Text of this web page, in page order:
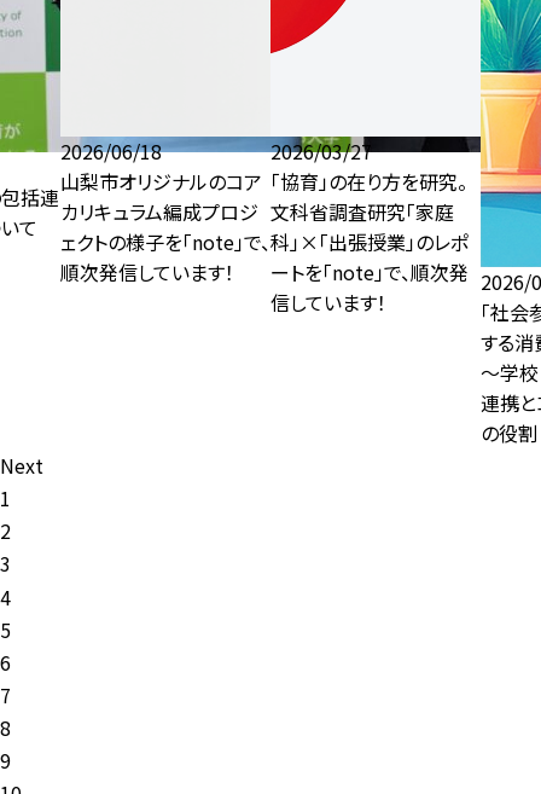
括連
て
2026/06/18
山梨市オリジナルのコア
カリキュラム編成プロジ
ェクトの様子を「note」で、
順次発信しています！
2026/03/27
「協育」の在り方を研究。
文科省調査研究「家庭
科」×「出張授業」のレポ
ートを「note」で、順次発
信しています！
2026/
「社会
する
～学
連携と
の役割
Next
1
2
3
4
5
6
7
8
9